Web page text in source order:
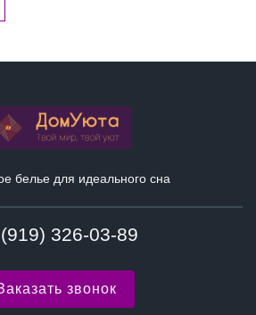
белье для идеального сна
326-03-89
звонок